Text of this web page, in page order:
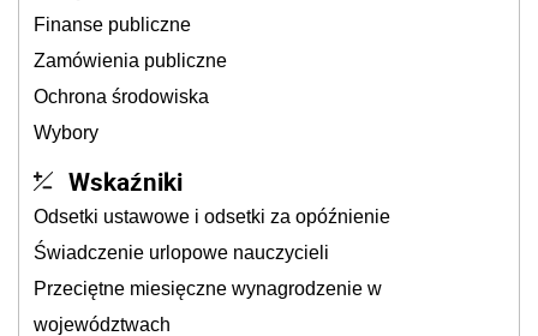
Finanse publiczne
Zamówienia publiczne
Ochrona środowiska
Wybory
Wskaźniki
Odsetki ustawowe i odsetki za opóźnienie
Świadczenie urlopowe nauczycieli
Przeciętne miesięczne wynagrodzenie w
województwach